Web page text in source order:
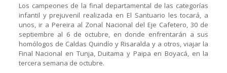
Los campeones de la final departamental de las categorías
infantil y prejuvenil realizada en El Santuario les tocará, a
unos, ir a Pereira al Zonal Nacional del Eje Cafetero, 30 de
septiembre al 6 de octubre, en donde enfrentarán a sus
homólogos de Caldas Quindío y Risaralda y a otros, viajar la
Final Nacional en Tunja, Duitama y Paipa en Boyacá, en la
tercera semana de octubre.